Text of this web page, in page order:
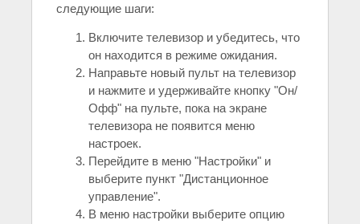
следующие шаги:
Включите телевизор и убедитесь, что
он находится в режиме ожидания.
Направьте новый пульт на телевизор
и нажмите и удерживайте кнопку "Он/
Офф" на пульте, пока на экране
телевизора не появится меню
настроек.
Перейдите в меню "Настройки" и
выберите пункт "Дистанционное
управление".
В меню настройки выберите опцию